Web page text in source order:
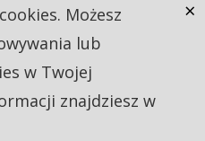
Możesz
lub
w Twojej
znajdziesz w
×